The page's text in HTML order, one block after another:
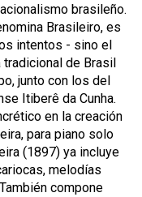
brasileño.
Brasileiro, es
intentos - sino el
de Brasil
junto con los del
Itiberê da Cunha.
en la creación
, para piano solo
(1897) ya incluye
melodías
compone